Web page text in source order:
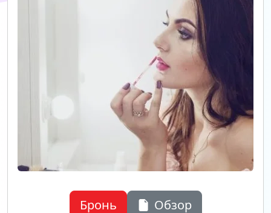
Бронь Обзор